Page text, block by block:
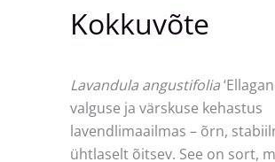
Kokkuvõte
Lavandula angustifolia
valguse ja värskuse kehastus
lavendlimaailmas – õrn,
ühtlaselt õitsev. See on sort,